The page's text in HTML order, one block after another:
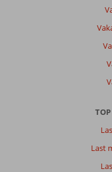
Last